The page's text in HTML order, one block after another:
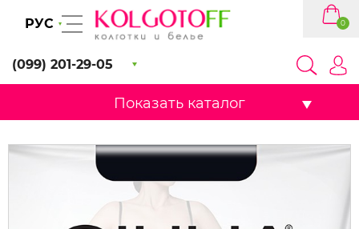
РУС
(099) 201-29-05
0
Показать каталог